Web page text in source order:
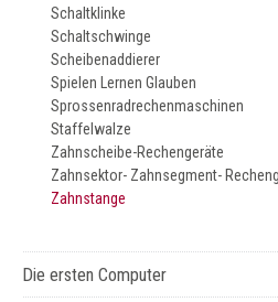
Schaltklinke
Schaltschwinge
Scheibenaddierer
Spielen Lernen Glauben
Sprossenradrechenmaschinen
Staffelwalze
Zahnscheibe-Rechengeräte
Zahnsektor- Zahnsegment-
Zahnstange
Die ersten Computer